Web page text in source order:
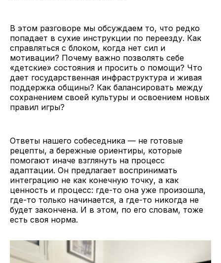
В этом разговоре мы обсуждаем то, что редко
попадает в сухие инструкции по переезду. Как
справляться с блоком, когда нет сил и
мотивации? Почему важно позволять себе
«детские» состояния и просить о помощи? Что
дает государственная инфраструктура и живая
поддержка общины? Как балансировать между
сохранением своей культуры и освоением новых
правил игры?
Ответы нашего собеседника — не готовые
рецепты, а бережные ориентиры, которые
помогают иначе взглянуть на процесс
адаптации. Он предлагает воспринимать
интеграцию не как конечную точку, а как
ценность и процесс: где-то она уже произошла,
где-то только начинается, а где-то никогда не
будет закончена. И в этом, по его словам, тоже
есть своя норма.